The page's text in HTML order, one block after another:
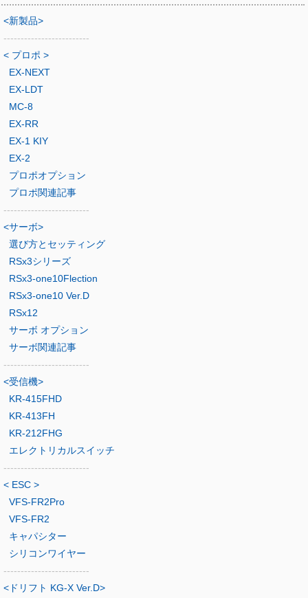
<新製品>
-------------------------
< プロポ >
EX-NEXT
EX-LDT
MC-8
EX-RR
EX-1 KIY
EX-2
プロポオプション
プロポ関連記事
-------------------------
<サーボ>
選び方とセッティング
RSx3シリーズ
RSx3-one10Flection
RSx3-one10 Ver.D
RSx12
サーボ オプション
サーボ関連記事
-------------------------
<受信機>
KR-415FHD
KR-413FH
KR-212FHG
エレクトリカルスイッチ
-------------------------
< ESC >
VFS-FR2Pro
VFS-FR2
キャパシター
シリコンワイヤー
-------------------------
<ドリフト KG-X Ver.D>